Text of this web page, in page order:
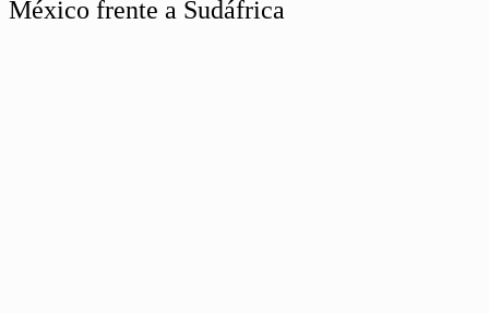
México frente a Sudáfrica